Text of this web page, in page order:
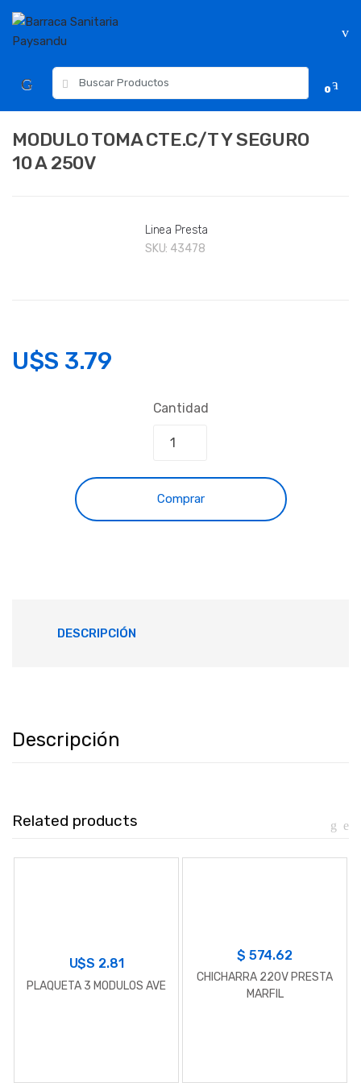
Skip
navigation
Skip
content
Resultados
para:
0
MODULO TOMA CTE.C/T Y SEGURO
10 A 250V
Linea Presta
SKU: 43478
U$S 3.79
Cantidad
Comprar
DESCRIPCIÓN
Descripción
Related products
U$S 2.81
PLAQUETA 3 MODULOS AVE
$ 574.62
CHICHARRA 220V PRESTA
MARFIL